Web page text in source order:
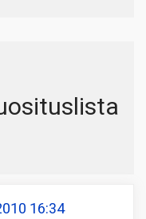
16:34